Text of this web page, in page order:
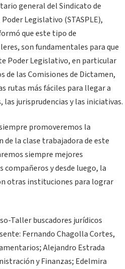
general del Sindicato de
Legislativo (STASPLE),
que este tipo de
son fundamentales para que
Poder Legislativo, en particular
de las Comisiones de Dictamen,
rutas más fáciles para llegar a
jurisprudencias y las iniciativas.
promoveremos la
la clase trabajadora de este
siempre mejores
y desde luego, la
otras instituciones para lograr
Taller buscadores jurídicos
Fernando Chagolla Cortes,
Alejandro Estrada
y Finanzas; Edelmira